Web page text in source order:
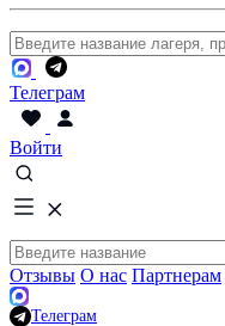
Телеграм
Войти
Отзывы О нас Партнерам
Телеграм